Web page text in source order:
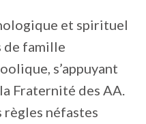
et spirituel
de famille
s’appuyant
Fraternité des AA.
règles néfastes